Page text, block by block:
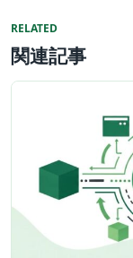
RELATED
関連記事